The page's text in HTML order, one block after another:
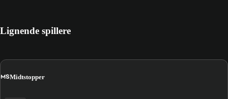
Lignende spillere
MSMidtstopper